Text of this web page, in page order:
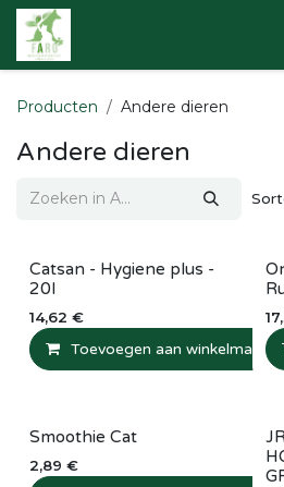
Overslaan naar inhoud
Producten Andere dieren
Andere dieren
Catsan - Hygiene plus -
20l
14,62 €
Toevoegen aan winkelmandje
Smoothie Cat
2,89 €